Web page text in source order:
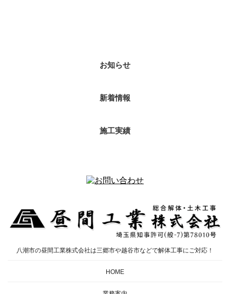
お知らせ
新着情報
施工実績
八潮市の昼間工業株式会社は三郷市や越谷市などで解体工事にご対応！
HOME